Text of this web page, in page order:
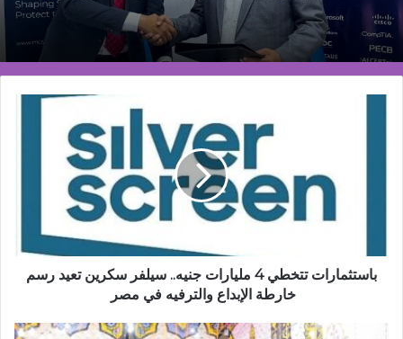
رسم
خارطة
باستثمارات تتخطي 4 مليارات جنيه.. سيلفر سكرين تعيد رسم
خارطة الإبداع والترفيه في مصر